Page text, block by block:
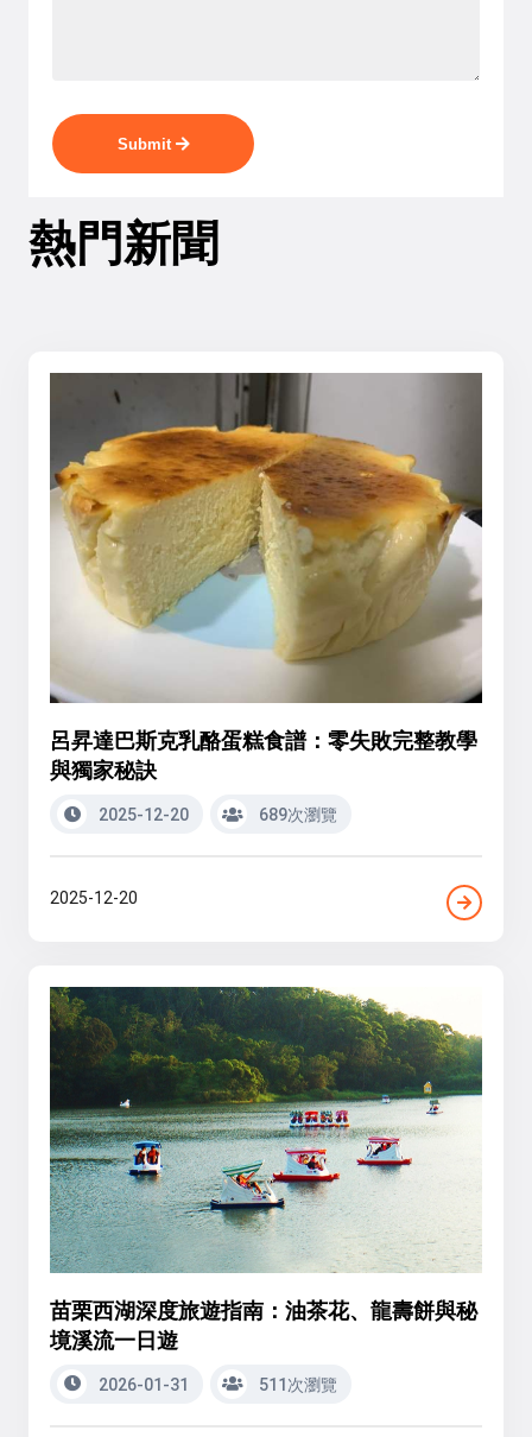
Submit
熱門新聞
呂昇達巴斯克乳酪蛋糕食譜：零失敗完整教學
與獨家秘訣
2025-12-20 689次瀏覽
2025-12-20
苗栗西湖深度旅遊指南：油茶花、龍壽餅與秘
境溪流一日遊
2026-01-31 511次瀏覽